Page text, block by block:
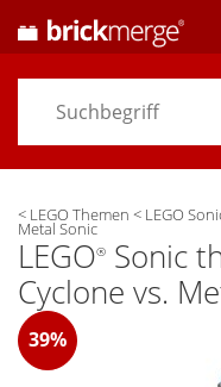
< LEGO Themen < LEGO
Metal Sonic
LEGO® Sonic
Cyclone vs.
39%
Preisvergleich
Themen/ Händler
Alarme& Wunschlisten
Einstellungen